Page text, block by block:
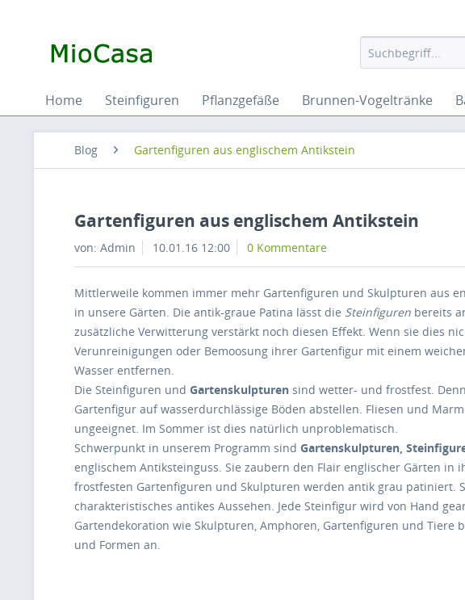
Home Steinfiguren Pflanzgefäße Brunnen-Vogeltränke
Blog Gartenfiguren aus englischem Antikstein
Gartenfiguren aus englischem Antikstein
von: Admin 10.01.16 12:00 0 Kommentare
Mittlerweile kommen immer mehr Gartenfiguren und Skulpturen aus
in unsere Gärten. Die antik-graue Patina lässt die Steinfiguren bereits
zusätzliche Verwitterung verstärkt noch diesen Effekt. Wenn sie dies
Verunreinigungen oder Bemoosung ihrer Gartenfigur mit einem
Wasser entfernen.
Die Steinfiguren und Gartenskulpturen sind wetter- und frostfest.
Gartenfigur auf wasserdurchlässige Böden abstellen. Fliesen und
ungeeignet. Im Sommer ist dies natürlich unproblematisch.
Schwerpunkt in unserem Programm sind Gartenskulpturen,
englischem Antiksteinguss. Sie zaubern den Flair englischer Gärten in
frostfesten Gartenfiguren und Skulpturen werden antik grau patiniert.
charakteristisches antikes Aussehen. Jede Steinfigur wird von Hand
Gartendekoration wie Skulpturen, Amphoren, Gartenfiguren und Tiere
und Formen an.